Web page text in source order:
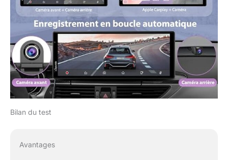
automatiquement le
flux de la caméra lors
de la marche arrière.
Nous proposons
également une
personnalisation
gratuite des câbles de
caméra plus longs.
Personnalisez
davantage votre
Bilan du test
Avantages